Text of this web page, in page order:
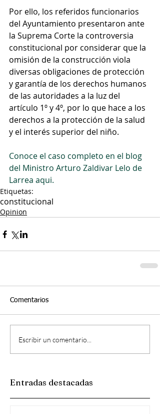
Por ello, los referidos funcionarios
del Ayuntamiento presentaron ante
la Suprema Corte la controversia
constitucional por considerar que la
omisión de la construcción viola
diversas obligaciones de protección
y garantía de los derechos humanos
de las autoridades a la luz del
artículo 1º y 4º, por lo que hace a los
derechos a la protección de la salud
y el interés superior del niño.
Conoce el caso completo en el blog
del Ministro Arturo Zaldivar Lelo de
Larrea aqui.
Etiquetas:
constitucional
Opinion
Comentarios
Escribir un comentario...
Entradas destacadas